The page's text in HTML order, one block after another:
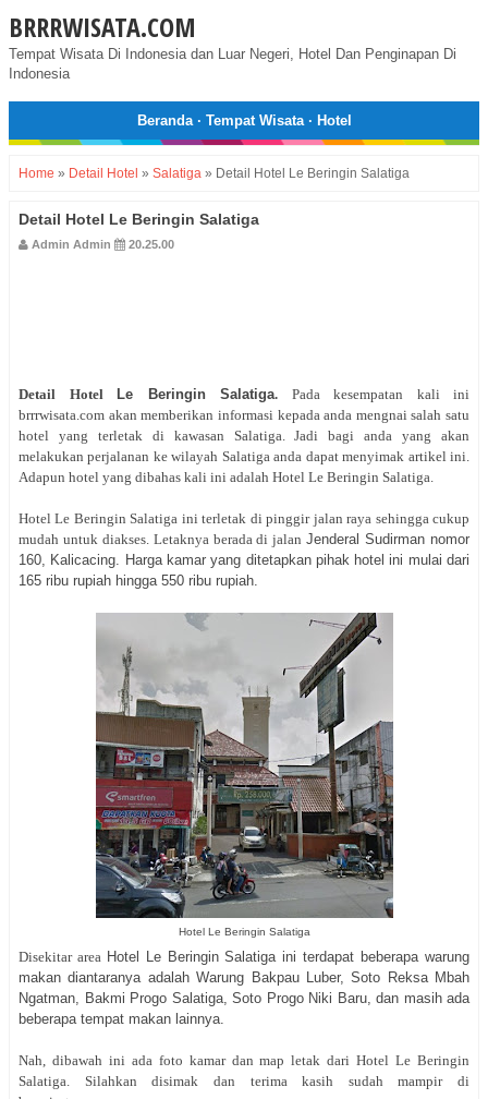
BRRRWISATA.COM
Tempat Wisata Di Indonesia dan Luar Negeri, Hotel Dan Penginapan Di
Indonesia
Beranda· Tempat Wisata· Hotel
Home » Detail Hotel » Salatiga » Detail Hotel Le Beringin Salatiga
Detail Hotel Le Beringin Salatiga
Admin Admin 20.25.00
Detail Hotel Le Beringin Salatiga. Pada kesempatan kali ini
brrrwisata.com akan memberikan informasi kepada anda mengnai salah satu
hotel yang terletak di kawasan Salatiga. Jadi bagi anda yang akan
melakukan perjalanan ke wilayah Salatiga anda dapat menyimak artikel ini.
Adapun hotel yang dibahas kali ini adalah Hotel Le Beringin Salatiga.
Hotel Le Beringin Salatiga ini terletak di pinggir jalan raya sehingga cukup
mudah untuk diakses. Letaknya berada di jalanJenderal Sudirman nomor
160, Kalicacing. Harga kamar yang ditetapkan pihak hotel ini mulai dari
165 ribu rupiah hingga 550 ribu rupiah.
Hotel Le Beringin Salatiga
Disekitar area Hotel Le Beringin Salatiga ini terdapat beberapa warung
makan diantaranya adalah Warung Bakpau Luber, Soto Reksa Mbah
Ngatman, Bakmi Progo Salatiga, Soto Progo Niki Baru, dan masih ada
beberapa tempat makan lainnya.
Nah, dibawah ini ada foto kamar dan map letak dari Hotel Le Beringin
Salatiga. Silahkan disimak dan terima kasih sudah mampir di